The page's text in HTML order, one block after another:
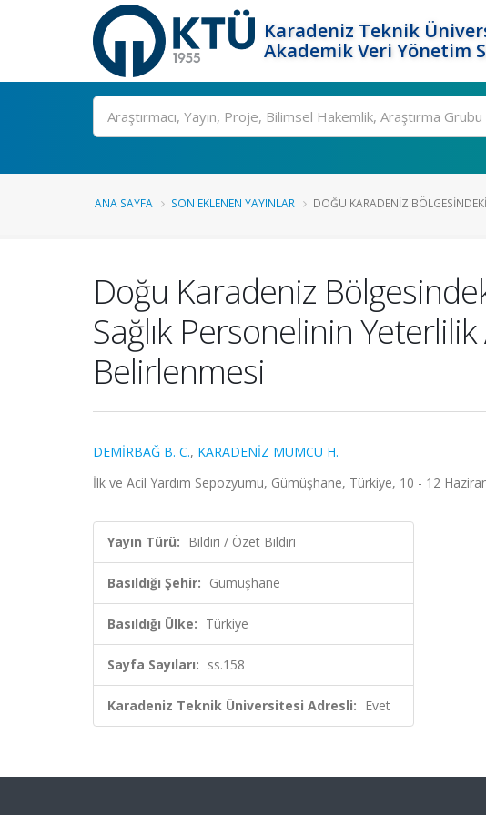
Karadeniz Teknik
Akademik Veri Yönetim
Ara
ANA SAYFA SON EKLENEN YAYINLAR DOĞU KARADENIZ
Doğu Karadeniz
Sağlık Personelinin
Belirlenmesi
DEMİRBAĞ B. C., KARADENİZ MUMCU H.
İlk ve Acil Yardım Sepozyumu, Gümüşhane, Türkiye, 10 - 12
Yayın Türü: Bildiri / Özet Bildiri
Basıldığı Şehir: Gümüşhane
Basıldığı Ülke: Türkiye
Sayfa Sayıları: ss.158
Karadeniz Teknik Üniversitesi Adresli: Evet